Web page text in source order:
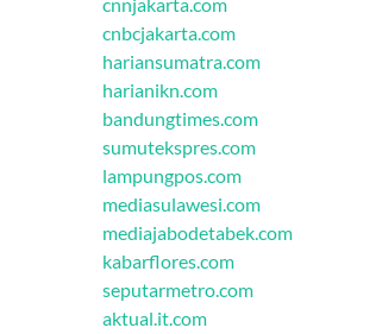
cnnjakarta.com
cnbcjakarta.com
hariansumatra.com
harianikn.com
bandungtimes.com
sumutekspres.com
lampungpos.com
mediasulawesi.com
mediajabodetabek.com
kabarflores.com
seputarmetro.com
aktual.it.com